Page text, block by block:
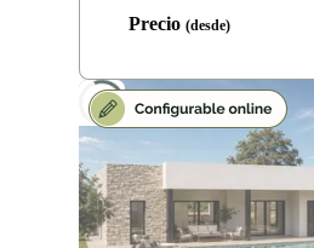
Precio (desde)